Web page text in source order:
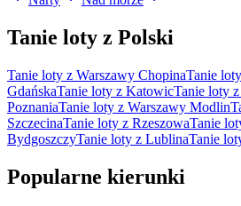
Tanie loty z Polski
Tanie loty z Warszawy ChopinaTanie
GdańskaTanie loty z KatowicTanie loty z
PoznaniaTanie loty z Warszawy Modlin
SzczecinaTanie loty z RzeszowaTanie
BydgoszczyTanie loty z LublinaTanie
Popularne kierunki